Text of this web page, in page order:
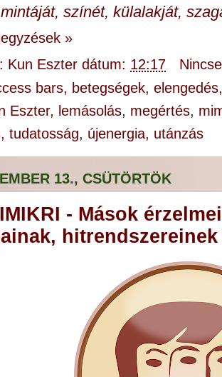
színét, külalakját,
»
Kun Eszter dátum: 12:17
bars, betegségek,elengedés
Eszter, lemásolás, megértés,
,tudatosság, újenergia, utánzás
13., CSÜTÖRTÖK
- Mások